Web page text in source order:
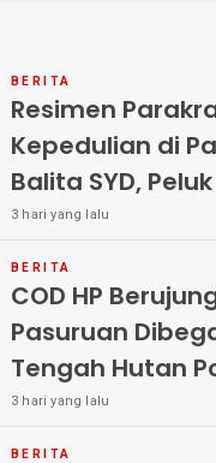
BERITA
Resimen
Kepedulian di
Balita SYD,
Terlantar
3 hari yang lalu
BERITA
COD HP
Pasuruan
Tengah Hutan Polisi Buru Tiga
Pelaku
3 hari yang lalu
BERITA